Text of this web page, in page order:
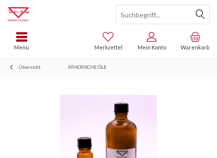
Warenkorb
Merkzettel Mein Konto
Menü
Übersicht ÄTHERISCHE ÖLE